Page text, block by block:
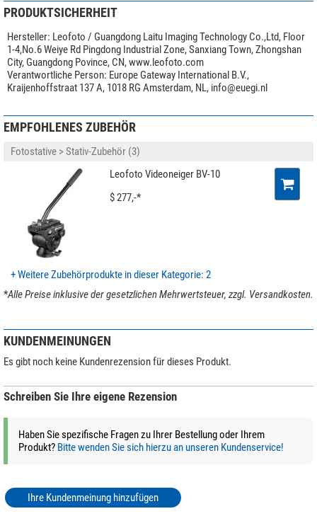
PRODUKTSICHERHEIT
Hersteller: Leofoto / Guangdong Laitu Imaging Technology Co.,Ltd, Floor
1-4,No.6 Weiye Rd Pingdong Industrial Zone, Sanxiang Town, Zhongshan
City, Guangdong Povince, CN, www.leofoto.com
Verantwortliche Person: Europe Gateway International B.V.,
Kraijenhoffstraat 137 A, 1018 RG Amsterdam, NL, info@euegi.nl
EMPFOHLENES ZUBEHÖR
Fotostative > Stativ-Zubehör (3)
Leofoto Videoneiger BV-10
$ 277,-*
+ Weitere Zubehörprodukte in dieser Kategorie: 2
*Alle Preise inklusive der gesetzlichen Mehrwertsteuer, zzgl. Versandkosten.
KUNDENMEINUNGEN
Es gibt noch keine Kundenrezension für dieses Produkt.
Schreiben Sie Ihre eigene Rezension
Haben Sie spezifische Fragen zu Ihrer Bestellung oder Ihrem
Produkt? Bitte wenden Sie sich hierzu an unseren Kundenservice!
Ihre Kundenmeinung hinzufügen